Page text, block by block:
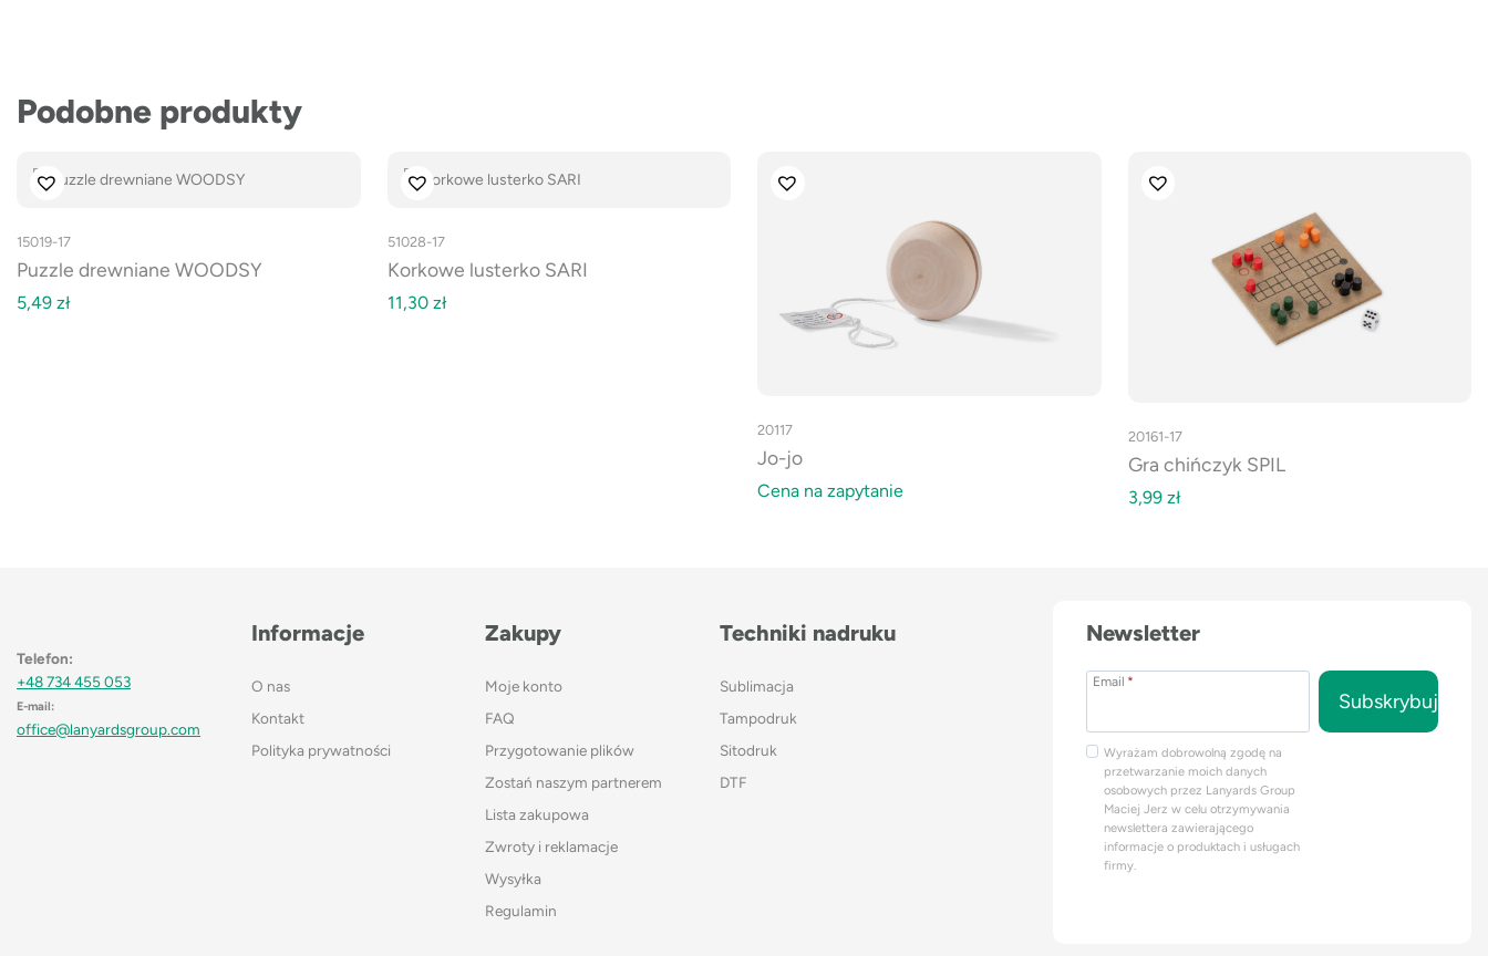
Podobne produkty
15019-17
Puzzle drewniane WOODSY
5,49 zł
51028-17
Korkowe lusterko SARI
11,30 zł
20117
Jo-jo
Cena na zapytanie
20161-17
Gra chińczyk SPIL
3,99 zł
Telefon:
+48 734 455 053
E-mail:
office@lanyardsgroup.com
Informacje
O nas
Kontakt
Polityka prywatności
Zakupy
Moje konto
FAQ
Przygotowanie plików
Zostań naszym partnerem
Lista zakupowa
Zwroty i reklamacje
Wysyłka
Regulamin
Techniki nadruku
Sublimacja
Tampodruk
Sitodruk
DTF
Newsletter
Email *
Wyrażam dobrowolną zgodę na
przetwarzanie moich danych
osobowych przez Lanyards Group
Maciej Jerz w celu otrzymywania
newslettera zawierającego
informacje o produktach i usługach
firmy.
Subskrybuj